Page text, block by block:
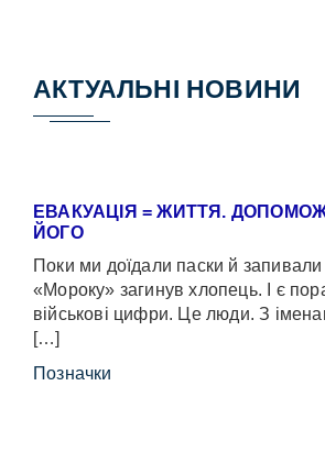
АКТУАЛЬНІ НОВИНИ
ЕВАКУАЦІЯ = ЖИТТЯ.
ЙОГО
Поки ми доїдали паски й
«Мороку» загинув хлопець. І є
військові цифри. Це люди. З
[…]
Позначки